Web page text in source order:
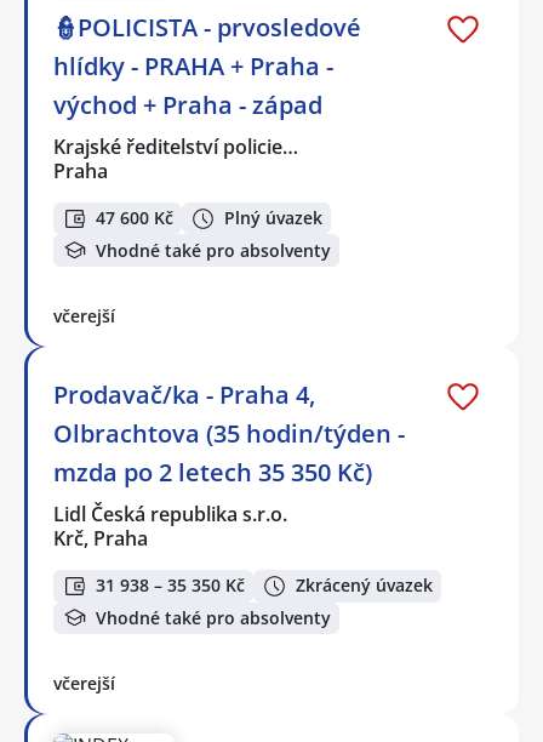
👮POLICISTA - prvosledové
hlídky - PRAHA + Praha -
východ + Praha - západ
Krajské ředitelství policie…
Praha
47 600 Kč
Plný úvazek
Vhodné také pro absolventy
včerejší
Prodavač/ka - Praha 4,
Olbrachtova (35 hodin/týden -
mzda po 2 letech 35 350 Kč)
Lidl Česká republika s.r.o.
Krč, Praha
31 938 – 35 350 Kč
Zkrácený úvazek
Vhodné také pro absolventy
včerejší